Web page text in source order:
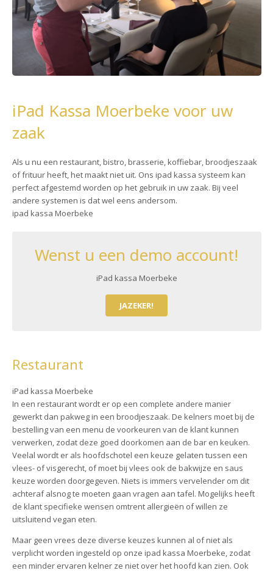
iPad Kassa Moerbeke voor uw
zaak
Als u nu een restaurant, bistro, brasserie, koffiebar, broodjeszaak
of frituur heeft, het maakt niet uit. Ons ipad kassa systeem kan
perfect afgestemd worden op het gebruik in uw zaak. Bij veel
andere systemen is dat wel eens andersom.
ipad kassa Moerbeke
Wenst u een demo account!
iPad kassa Moerbeke
JAZEKER!
Restaurant
iPad kassa Moerbeke
In een restaurant wordt er op een complete andere manier
gewerkt dan pakweg in een broodjeszaak. De kelners moet bij de
bestelling van een menu de voorkeuren van de klant kunnen
verwerken, zodat deze goed doorkomen aan de bar en keuken.
Veelal wordt er als hoofdschotel een keuze gelaten tussen een
vlees- of visgerecht, of moet bij vlees ook de bakwijze en saus
keuze worden doorgegeven. Niets is immers vervelender om dit
achteraf alsnog te moeten gaan vragen aan tafel. Mogelijks heeft
de klant specifieke wensen omtrent allergieën of willen ze
uitsluitend vegan eten.
Maar geen vrees deze diverse keuzes kunnen al of niet als
verplicht worden ingesteld op onze ipad kassa Moerbeke, zodat
een minder ervaren kelner ze niet over het hoofd kan zien. Ook